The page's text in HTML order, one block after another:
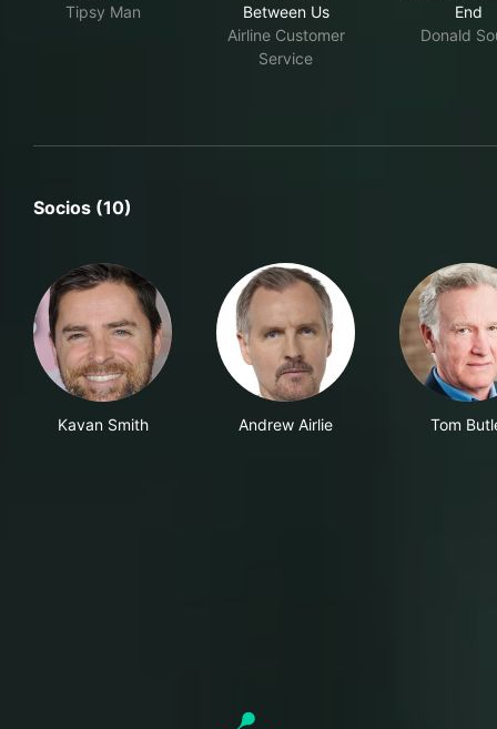
Tipsy Man
Between Us
Airline Customer
Service
End
Donald
Socios (10)
Kavan Smith Andrew Airlie Tom